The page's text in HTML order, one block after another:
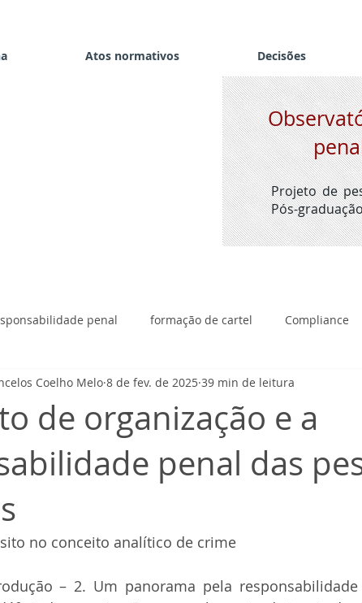
Atos normativos Decisões
Projeto de
Pós-
penal formação de cartel Compliance
de organização e a
penal das
Coelho Melo 8 de fev. de 2025 39 min de leitura
no conceito analítico de crime
– 2. Um panorama pela